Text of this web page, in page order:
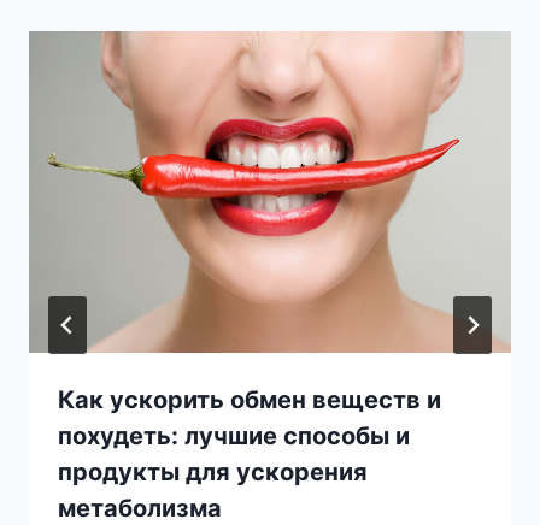
Как ускорить обмен веществ и
похудеть: лучшие способы и
продукты для ускорения
метаболизма